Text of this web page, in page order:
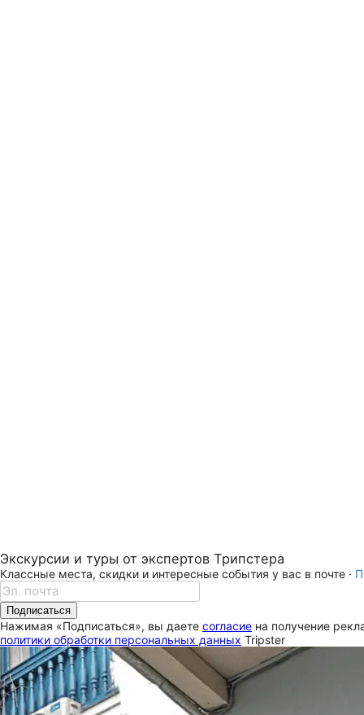
Экскурсии и туры от экспертов Трипстера
Классные места, скидки и интересные события у вас в почте ·
Подписаться
Нажимая «Подписаться», вы даете согласие на получение
политики обработки персональных данных Tripster